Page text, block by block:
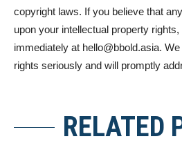
copyright laws. If you believe that
upon your intellectual property
immediately at hello@bbold.asia.
rights seriously and will promptly
RELATED